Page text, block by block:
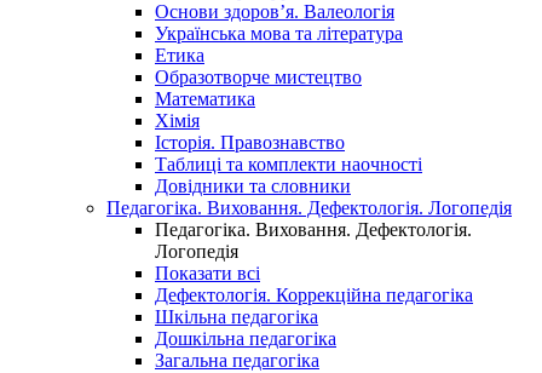
Основи здоров’я. Валеологія
Українська мова та література
Етика
Образотворче мистецтво
Математика
Хімія
Історія. Правознавство
Таблиці та комплекти наочності
Довідники та словники
Педагогіка. Виховання. Дефектологія. Логопедія
Педагогіка. Виховання. Дефектологія.
Логопедія
Показати всі
Дефектологія. Коррекційна педагогіка
Шкільна педагогіка
Дошкільна педагогіка
Загальна педагогіка